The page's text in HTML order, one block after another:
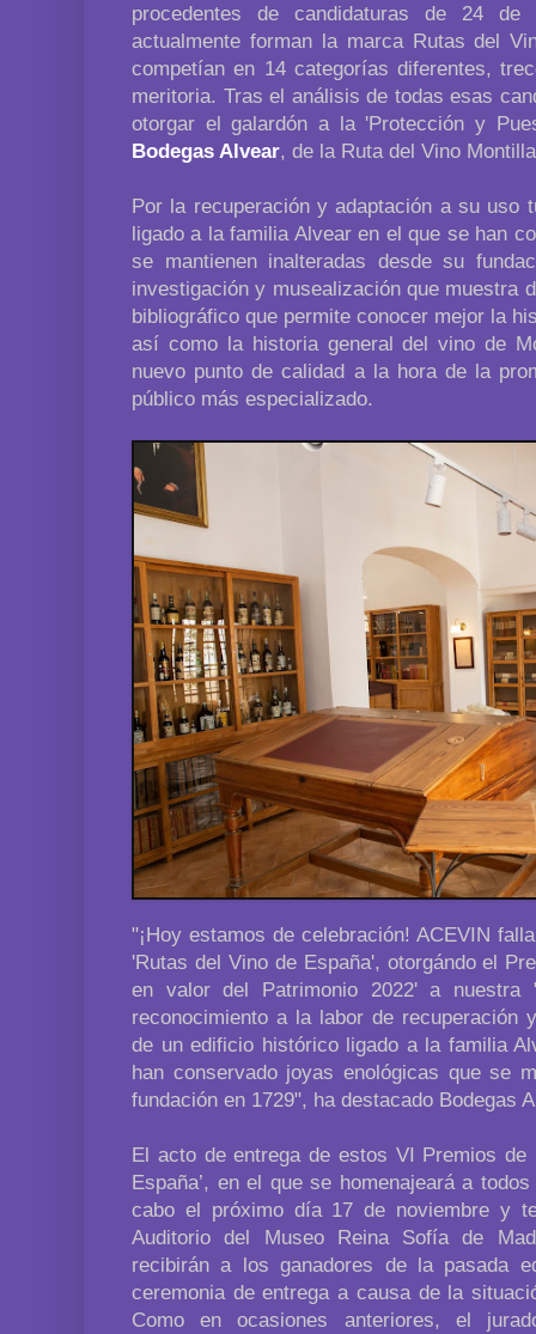
procedentes de candidaturas de 24
actualmente forman la marca Rutas del
competían en 14 categorías diferentes,
meritoria. Tras el análisis de todas esas
otorgar el galardón a la 'Protección y
Bodegas Alvear, de la Ruta del Vino
Por la recuperación y adaptación a su uso
ligado a la familia Alvear en el que se han
se mantienen inalteradas desde su
investigación y musealización que muestra
bibliográfico que permite conocer mejor la
así como la historia general del vino de
nuevo punto de calidad a la hora de la
público más especializado.
"¡Hoy estamos de celebración! ACEVIN
'Rutas del Vino de España', otorgándo el
en valor del Patrimonio 2022' a
reconocimiento a la labor de recuperación
de un edificio histórico ligado a la familia
han conservado joyas enológicas que se
fundación en 1729", ha destacado Bodegas
El acto de entrega de estos VI Premios de
España’, en el que se homenajeará a
cabo el próximo día 17 de noviembre y
Auditorio del Museo Reina Sofía de
recibirán a los ganadores de la pasada
ceremonia de entrega a causa de la
Como en ocasiones anteriores, el